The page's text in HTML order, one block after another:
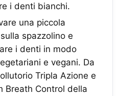
i denti bianchi.
una piccola
spazzolino e
i denti in modo
e vegani. Da
Tripla Azione e
Breath Control della